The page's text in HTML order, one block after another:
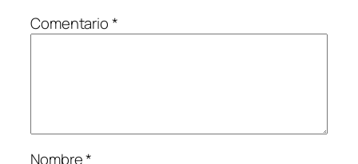
Comentario*
Nombre*